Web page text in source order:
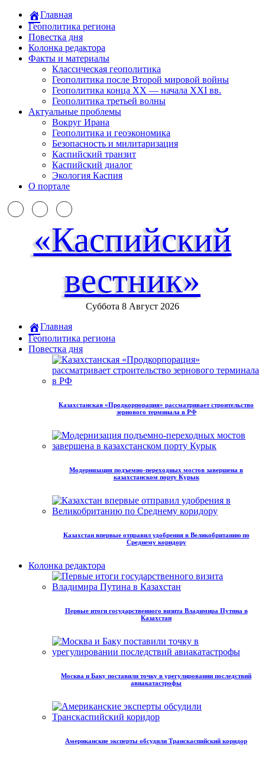
Главная
Геополитика региона
Повестка дня
Колонка редактора
Факты и материалы
Классическая геополитика
Геополитика после Второй мировой войны
Геополитика конца XX — начала XXI вв.
Геополитика третьей волны
Актуальные проблемы
Вокруг Ирана
Геополитика и геоэкономика
Безопасность и милитаризация
Каспийский транзит
Каспийский диалог
Экология Каспия
О портале
«Каспийский
вестник»
Суббота 8 Август 2026
Главная
Геополитика региона
Повестка дня
Казахстанская «Продкорпорация» рассматривает строительство
зернового терминала в РФ
Модернизация подъемно-переходных мостов завершена в
казахстанском порту Курык
Казахстан впервые отправил удобрения в Великобританию по
Среднему коридору
Колонка редактора
Первые итоги государственного визита Владимира Путина в
Казахстан
Москва и Баку поставили точку в урегулировании последствий
авиакатастрофы
Американские эксперты обсудили Транскаспийский коридор